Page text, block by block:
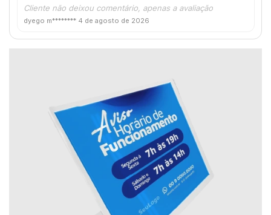
Cliente não deixou comentário, apenas a avaliação
dyego m******** 4 de agosto de 2026